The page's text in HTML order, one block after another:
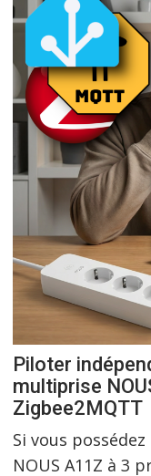
Piloter
multiprise
Zigbee2MQTT
Si vous
NOUS A11Z à 3